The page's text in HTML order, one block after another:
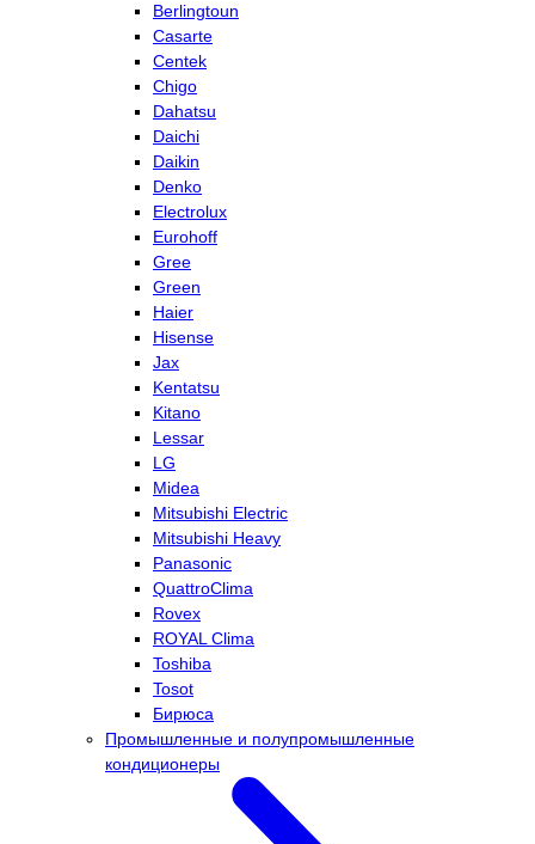
Berlingtoun
Casarte
Centek
Chigo
Dahatsu
Daichi
Daikin
Denko
Electrolux
Eurohoff
Gree
Green
Haier
Hisense
Jax
Kentatsu
Kitano
Lessar
LG
Midea
Mitsubishi Electric
Mitsubishi Heavy
Panasonic
QuattroClima
Rovex
ROYAL Clima
Toshiba
Tosot
Бирюса
Промышленные и полупромышленные
кондиционеры